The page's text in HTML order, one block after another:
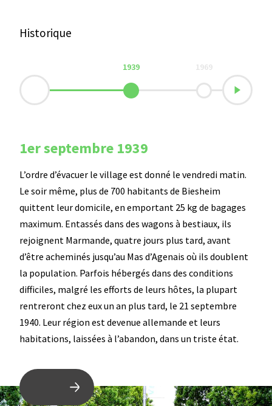
Associations
Historique
1939 1969
1er septembre 1939
L’ordre d’évacuer le village est donné le vendredi matin.
Le soir même, plus de 700 habitants de Biesheim
quittent leur domicile, en emportant 25 kg de bagages
maximum. Entassés dans des wagons à bestiaux, ils
rejoignent Marmande, quatre jours plus tard, avant
d’être acheminés jusqu’au Mas d’Agenais où ils doublent
la population. Parfois hébergés dans des conditions
difficiles, malgré les efforts de leurs hôtes, la plupart
rentreront chez eux un an plus tard, le 21 septembre
1940. Leur région est devenue allemande et leurs
habitations, laissées à l’abandon, dans un triste état.